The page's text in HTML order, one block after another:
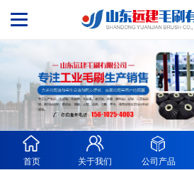
首页 关于我们 公司产品